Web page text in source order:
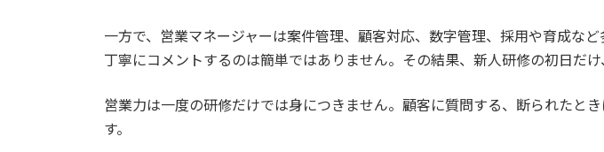
一方で、営業マネージャーは案件管理、顧客対応、数字管理、採用や育成な
丁寧にコメントするのは簡単ではありません。その結果、新人研修の初日だ
営業力は一度の研修だけでは身につきません。顧客に質問する、断られたと
す。